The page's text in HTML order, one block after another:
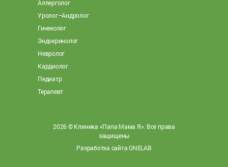
Аллерголог
Уролог–Андролог
Гинеколог
Эндокринолог
Невролог
Кардиолог
Педиатр
Терапевт
2026 © Клиника «Папа Мама Я». Все права
защищены
Разработка сайта ONELAB